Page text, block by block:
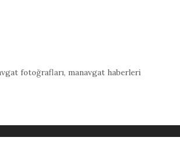
fotoğrafları, manavgat haberleri